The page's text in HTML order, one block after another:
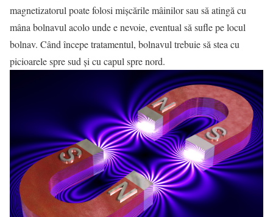
magnetizatorul poate folosi mişcările mâinilor sau să atingă cu
mâna bolnavul acolo unde e nevoie, eventual să sufle pe locul
bolnav. Când începe tratamentul, bolnavul trebuie să stea cu
picioarele spre sud şi cu capul spre nord.